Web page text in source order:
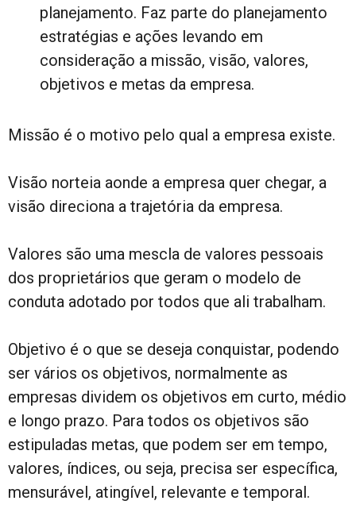
planejamento. Faz parte do planejamento
estratégias e ações levando em
consideração a missão, visão, valores,
objetivos e metas da empresa.
Missão é o motivo pelo qual a empresa existe.
Visão norteia aonde a empresa quer chegar, a
visão direciona a trajetória da empresa.
Valores são uma mescla de valores pessoais
dos proprietários que geram o modelo de
conduta adotado por todos que ali trabalham.
Objetivo é o que se deseja conquistar, podendo
ser vários os objetivos, normalmente as
empresas dividem os objetivos em curto, médio
e longo prazo. Para todos os objetivos são
estipuladas metas, que podem ser em tempo,
valores, índices, ou seja, precisa ser específica,
mensurável, atingível, relevante e temporal.